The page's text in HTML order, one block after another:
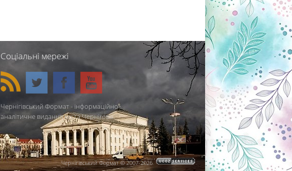
Соціальні мережі
Чернігівський Формат - інформаційно-
аналітичне видання міста Чернігова.
Чернігівський Формат © 2007-2026. .